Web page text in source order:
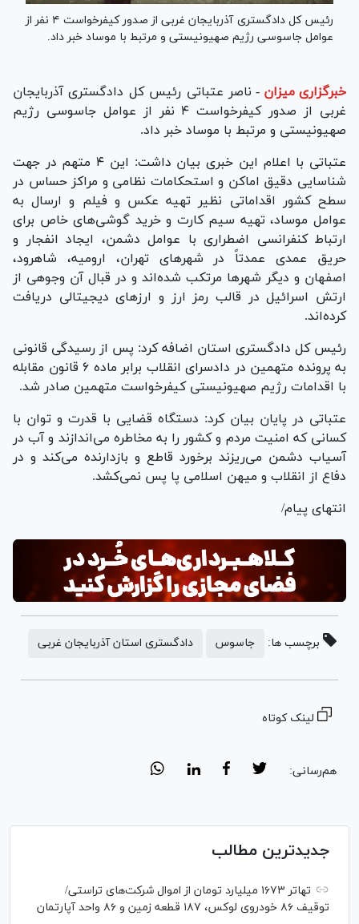
رئیس کل دادگستری آذربایجان غربی از صدور کیفرخواست ۴ نفر از
عوامل جاسوسی رژیم صهیونیستی و مرتبط با موساد خبر داد.
خبرگزاری میزان - ناصر عتباتی رئیس کل دادگستری آذربایجان
غربی از صدور کیفرخواست ۴ نفر از عوامل جاسوسی رژیم
صهیونیستی و مرتبط با موساد خبر داد.
عتباتی با اعلام این خبری بیان داشت: این ۴ متهم در جهت
شناسایی دقیق اماکن و استحکامات نظامی و مراکز حساس در
سطح کشور اقداماتی نظیر تهیه عکس و فیلم و ارسال به
عوامل موساد، تهیه سیم کارت و خرید گوشی‌های خاص برای
ارتباط کنفرانسی اضطراری با عوامل دشمن، ایجاد انفجار و
حریق عمدی عمدتاً در شهر‌های تهران، ارومیه، شاهرود،
اصفهان و دیگر شهر‌ها مرتکب شده‌اند و در قبال آن وجوهی از
ارتش اسرائیل در قالب رمز ارز و ارز‌های دیجیتالی دریافت
کرده‌اند.
رئیس کل دادگستری استان اضافه کرد: پس از رسیدگی قانونی
به پرونده متهمین در دادسرای انقلاب برابر ماده ۶ قانون مقابله
با اقدامات رژیم صهیونیستی کیفرخواست متهمین صادر شد.
عتباتی در پایان بیان کرد: دستگاه قضایی با قدرت و توان با
کسانی که امنیت مردم و کشور را به مخاطره می‌اندازند و آب در
آسیاب دشمن می‌ریزند برخورد قاطع و بازدارنده می‌کند و در
دفاع از انقلاب و میهن اسلامی پا پس نمی‌کشد.
انتهای پیام/
برچسب ها: جاسوس دادگستری استان آذربایجان غربی
لینک کوتاه
هم‌رسانی:
جدیدترین مطالب
تهاتر ۱۶۷۳ میلیارد تومان از اموال شرکت‌های تراستی/
توقیف ۸۶ خودروی لوکس، ۱۸۷ قطعه زمین و ۸۶ واحد آپارتمان